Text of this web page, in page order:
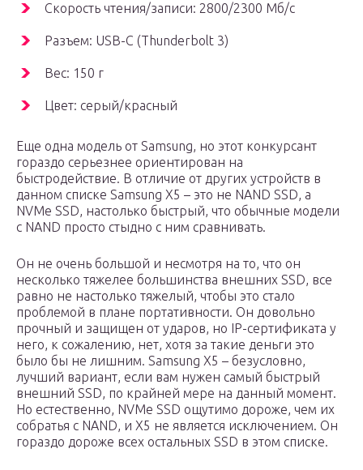
Скорость чтения/записи: 2800/2300 Мб/с
Разъем: USB-C (Thunderbolt 3)
Вес: 150 г
Цвет: серый/красный
Еще одна модель от Samsung, но этот конкурсант
гораздо серьезнее ориентирован на
быстродействие. В отличие от других устройств в
данном списке Samsung X5 – это не NAND SSD, а
NVMe SSD, настолько быстрый, что обычные модели
с NAND просто стыдно с ним сравнивать.
Он не очень большой и несмотря на то, что он
несколько тяжелее большинства внешних SSD, все
равно не настолько тяжелый, чтобы это стало
проблемой в плане портативности. Он довольно
прочный и защищен от ударов, но IP-сертификата у
него, к сожалению, нет, хотя за такие деньги это
было бы не лишним. Samsung X5 – безусловно,
лучший вариант, если вам нужен самый быстрый
внешний SSD, по крайней мере на данный момент.
Но естественно, NVMe SSD ощутимо дороже, чем их
собратья с NAND, и X5 не является исключением. Он
гораздо дороже всех остальных SSD в этом списке.